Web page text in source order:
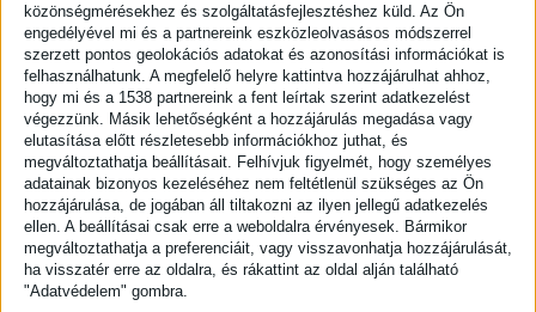
közönségmérésekhez és szolgáltatásfejlesztéshez küld. Az Ön
engedélyével mi és a partnereink eszközleolvasásos módszerrel
szerzett pontos geolokációs adatokat és azonosítási információkat is
felhasználhatunk. A megfelelő helyre kattintva hozzájárulhat ahhoz,
hogy mi és a 1538 partnereink a fent leírtak szerint adatkezelést
végezzünk. Másik lehetőségként a hozzájárulás megadása vagy
elutasítása előtt részletesebb információkhoz juthat, és
megváltoztathatja beállításait. Felhívjuk figyelmét, hogy személyes
adatainak bizonyos kezeléséhez nem feltétlenül szükséges az Ön
hozzájárulása, de jogában áll tiltakozni az ilyen jellegű adatkezelés
ellen. A beállításai csak erre a weboldalra érvényesek. Bármikor
megváltoztathatja a preferenciáit, vagy visszavonhatja hozzájárulását,
ha visszatér erre az oldalra, és rákattint az oldal alján található
"Adatvédelem" gombra.
Telefonszám
Lejárt előfizetés miatt rejtve
Céges e-mail cím
Lejárt előfizetés miatt rejtve
Lejárt előfizetés miatt rejtve
Útvonal a céghez
Cég leírása